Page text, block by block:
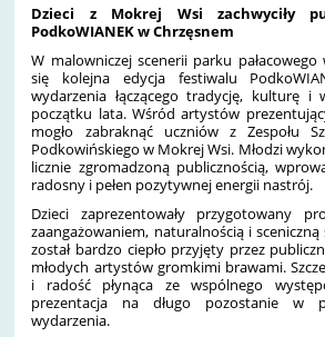
Dzieci z Mokrej Wsi zachwyciły
PodkoWIANEK w Chrzęsnem
W malowniczej scenerii parku pałacowego
się kolejna edycja festiwalu
wydarzenia łączącego tradycję, kulturę i
początku lata. Wśród artystów
mogło zabraknąć uczniów z Zespołu
Podkowińskiego w Mokrej Wsi. Młodzi
licznie zgromadzoną publicznością,
radosny i pełen pozytywnej energii nastrój.
Dzieci zaprezentowały przygotowany
zaangażowaniem, naturalnością i
został bardzo ciepło przyjęty przez
młodych artystów gromkimi brawami.
i radość płynąca ze wspólnego
prezentacja na długo pozostanie w
wydarzenia.